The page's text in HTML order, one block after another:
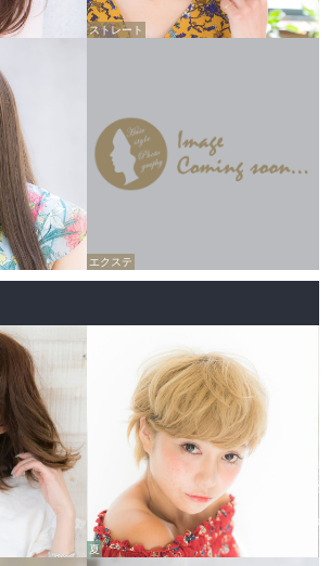
ストレート
エクステ
夏